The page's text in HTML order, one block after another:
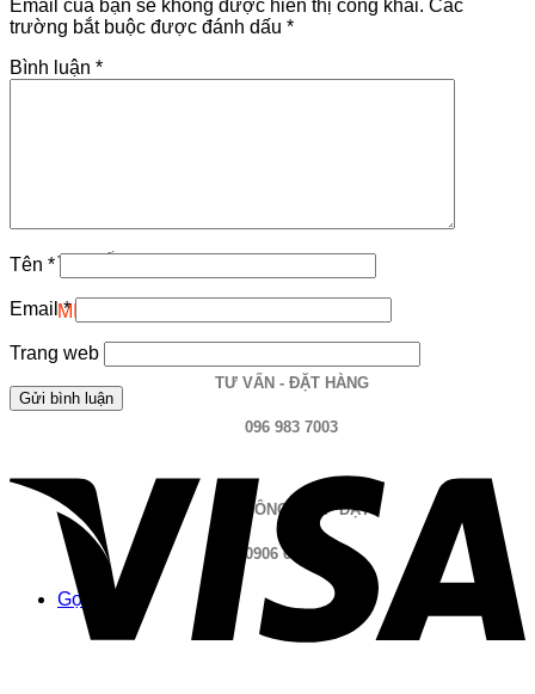
TƯ VẤN
MIỄN PHÍ
TƯ VẤN - ĐẶT HÀNG
096 983 7003
THI CÔNG - LẮP ĐẶT
0906 670 205
Gọi Ngay
Email của bạn sẽ không được hiển thị công khai. Các
trường bắt buộc được đánh dấu *
Bình luận *
Tên *
Email*
Trang web